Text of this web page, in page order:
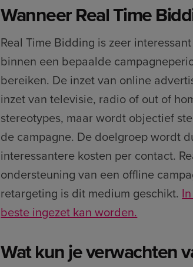
Wanneer Real Time
Real Time Bidding is zeer
binnen een bepaalde
bereiken. De inzet van online
inzet van televisie, radio of out of
stereotypes, maar wordt objectief
de campagne. De doelgroep wordt
interessantere kosten per contact.
ondersteuning van een offline
retargeting is dit medium geschikt.
beste ingezet kan worden.
Wat kun je verwachten